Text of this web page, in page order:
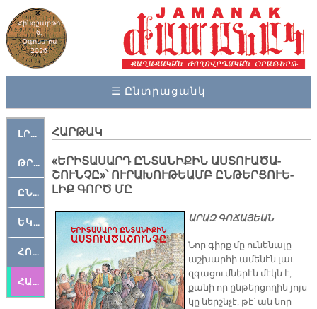
Հինգշաբթի
6,
Օգոստոս
2026
☰ Ընտրացանկ
ԼՐԱՀՈՍ
ԹՐՔԱՀԱՅ ԿԵԱՆՔ
ԸՆԿԵՐԱՄՇԱԿՈՒԹԱՅԻՆ
ԵԿԵՂԵՑԱԿԱՆ
ՀՈԳԵՄՏԱՒՈՐ
ՀԱՐԹԱԿ
ՀԱՐԹԱԿ
«Ե­ՐԻ­ՏԱ­ՍԱՐԴ ԸՆ­ՏԱ­ՆԻ­ՔԻՆ ԱՍ­ՏՈՒԱ­ԾԱ­
ՇՈՒՆ­ՉԸ»՝ ՈՒ­ՐԱ­ԽՈՒ­ԹԵԱՄԲ ԸՆ­ԹԵՐ­ՑՈՒԵ­
ԼԻՔ ԳՈՐԾ ՄԸ
ԱՐԱԶ ԳՈՃԱՅԵԱՆ
Նոր գիրք մը ունենալը
աշխարհի ամենէն լաւ
զգացումներէն մէկն է,
քանի որ ընթերցողին յոյս
կը ներշնչէ, թէ՝ ան նոր